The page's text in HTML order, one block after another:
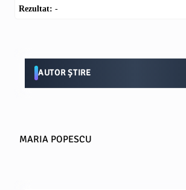
Rezultat: -
AUTOR ȘTIRE
MARIA POPESCU